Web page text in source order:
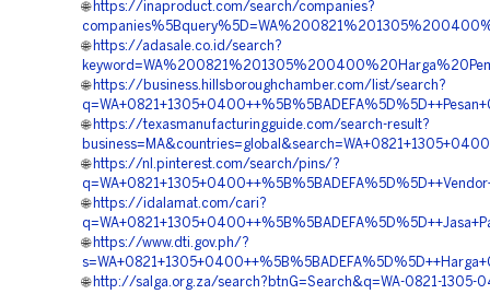
🌐 https://inaproduct.com/search/companies?
🌐 https://adasale.co.id/search?
🌐 https://business.hillsboroughchamber.com/list/search?
🌐 https://texasmanufacturingguide.com/search-result?
🌐 https://nl.pinterest.com/search/pins/?
🌐 https://idalamat.com/cari?
🌐 https://www.dti.gov.ph/?
🌐 http://salga.org.za/search?btnG=Search&q=WA-0821-1305-